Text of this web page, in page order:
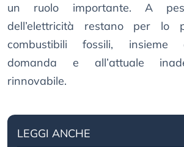
un ruolo importante. A
dell’elettricità restano per
combustibili fossili, insieme
domanda e all’attuale
rinnovabile.
LEGGI ANCHE